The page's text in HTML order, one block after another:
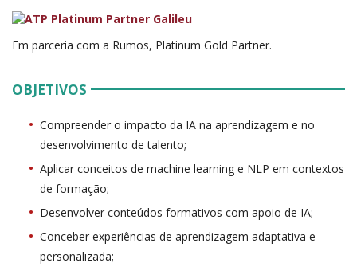
Em parceria com a Rumos, Platinum Gold Partner.
OBJETIVOS
Compreender o impacto da IA na aprendizagem e no
desenvolvimento de talento;
Aplicar conceitos de machine learning e NLP em contextos
de formação;
Desenvolver conteúdos formativos com apoio de IA;
Conceber experiências de aprendizagem adaptativa e
personalizada;